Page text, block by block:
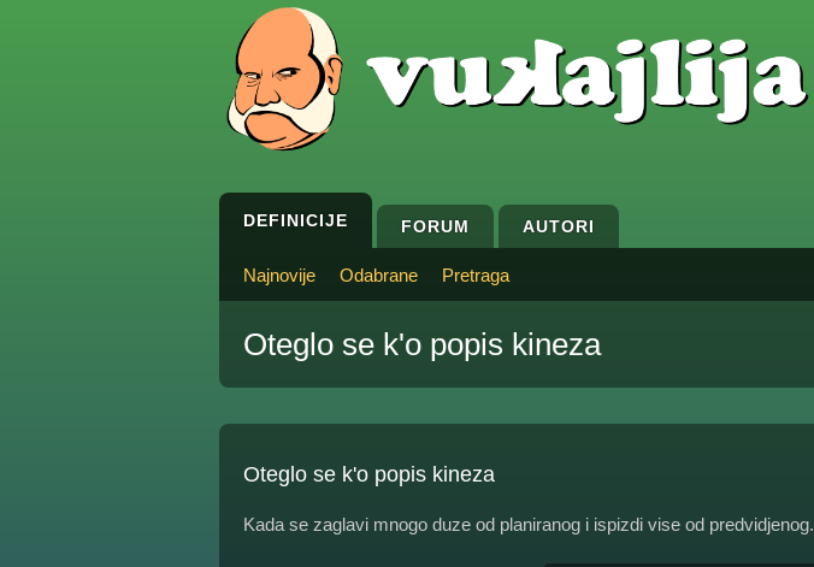
DEFINICIJE FORUM AUTORI
Najnovije Odabrane Pretraga
Oteglo se k'o popis kineza
Oteglo se k'o popis kineza
Kada se zaglavi mnogo duze od planiranog i ispizdi vise od predvidjenog.